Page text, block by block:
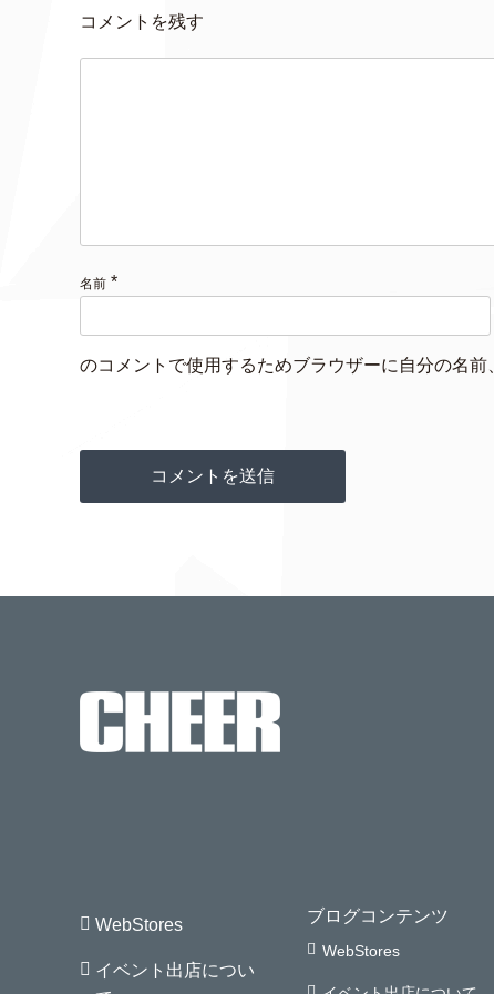
コメントを残す
名前 *
のコメントで使用するためブラウザーに自分の名前
WebStores
イベント出店につい
ブログコンテンツ
WebStores